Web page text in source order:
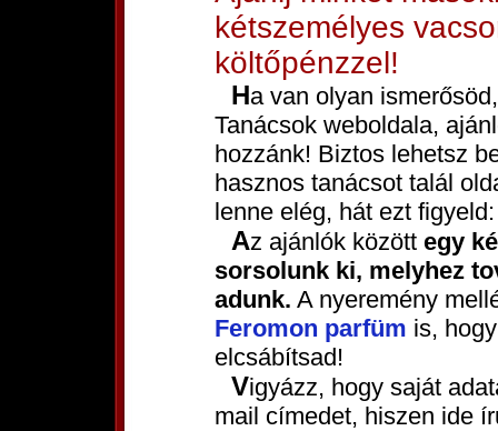
kétszemélyes
költőpénzzel!
Ha van olyan ismerősöd, akit érdekelhet a Csajozási
Tanácsok weboldala,
hozzánk! Biztos lehetsz
hasznos tanácsot talál
lenne elég, hát ezt figyeld:
Az ajánlók között egy
sorsolunk ki, melyhez
adunk. A nyeremény
Feromon parfüm is,
elcsábítsad!
Vigyázz, hogy saját adataidnál jól add meg nevedet és e-
mail címedet, hiszen ide